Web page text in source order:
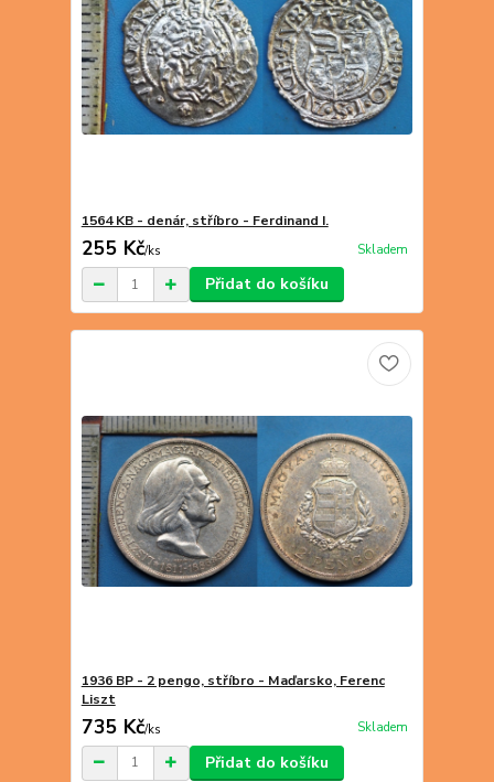
1564 KB - denár, stříbro - Ferdinand I.
255 Kč/ks Skladem
Přidat do košíku
1936 BP - 2 pengo, stříbro - Maďarsko, Ferenc
Liszt
735 Kč/ks Skladem
Přidat do košíku